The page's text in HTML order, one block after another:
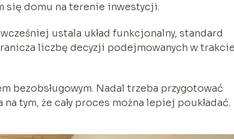
się domu na terenie inwestycji.
ustala układ funkcjonalny, standard
liczbę decyzji podejmowanych w
bezobsługowym. Nadal trzeba przygotować
tym, że cały proces można lepiej poukładać.